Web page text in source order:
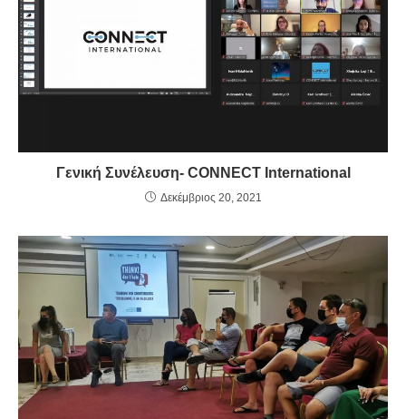
Γενική Συνέλευση- CONNECT International
Δεκέμβριος 20, 2021